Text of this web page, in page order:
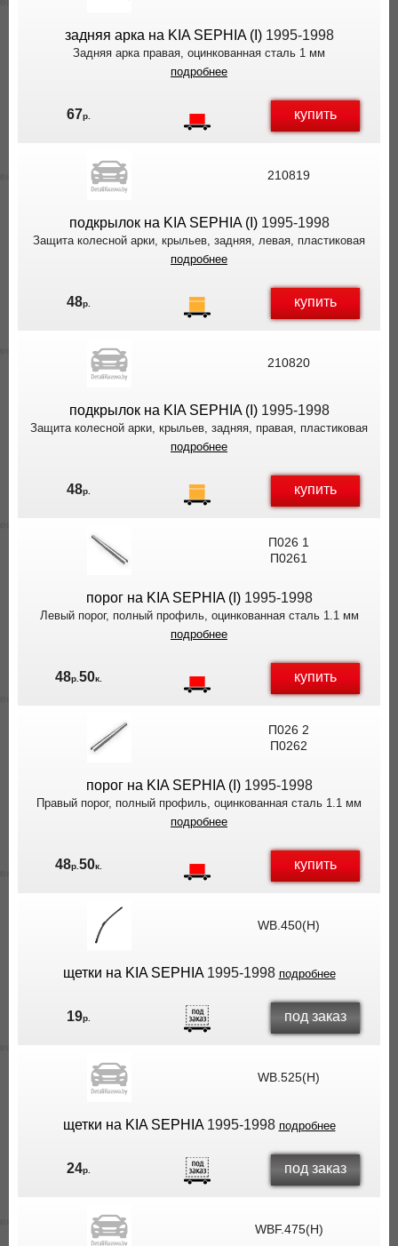
задняя арка на KIA SEPHIA (I)1995-1998
Задняя арка правая, оцинкованная сталь 1 мм
подробнее
67р. купить
210819
подкрылок на KIA SEPHIA (I)1995-1998
Защита колесной арки, крыльев, задняя, левая, пластиковая
подробнее
48р. купить
210820
подкрылок на KIA SEPHIA (I)1995-1998
Защита колесной арки, крыльев, задняя, правая, пластиковая
подробнее
48р. купить
П026 1
П0261
порог на KIA SEPHIA (I)1995-1998
Левый порог, полный профиль, оцинкованная сталь 1.1 мм
подробнее
48р.50к. купить
П026 2
П0262
порог на KIA SEPHIA (I)1995-1998
Правый порог, полный профиль, оцинкованная сталь 1.1 мм
подробнее
48р.50к. купить
WB.450(H)
щетки на KIA SEPHIA1995-1998 подробнее
19р. под заказ
WB.525(H)
щетки на KIA SEPHIA1995-1998 подробнее
24р. под заказ
WBF.475(H)